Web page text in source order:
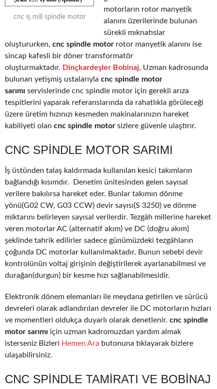
cnc iş mili spindle motor
motorların rotor manyetik
alanını üzerilerinde bulunan
sürekli mıknatıslar
oluştururken, cnc spindle motor rotor manyetik alanını ise
sincap kafesli bir döner transformatör
oluşturmaktadır. Dinçkardeşler Bobinaj, Uzman kadrosunda
bulunan yetişmiş ustalarıyla cnc spindle motor
sarımı servislerinde cnc spindle motor için gerekli arıza
tespitlerini yaparak referanslarında da rahatlıkla görüleceği
üzere üretim hızınızı kesmeden makinalarınızın hareket
kabiliyeti olan cnc spindle motor sizlere güvenle ulaştırır.
CNC SPINDLE MOTOR SARIMI
İş üstünden talaş kaldırmada kullanılan kesici takımların
bağlandığı kısımdır. Denetim ünitesinden gelen sayısal
verilere bakılırsa hareket eder. Bunlar takımın dönme
yönü(G02 CW, G03 CCW) devir sayısı(S 3250) ve dönme
miktarını belirleyen sayısal verilerdir. Tezgâh millerine hareket
veren motorlar AC (alternatif akım) ve DC (doğru akım)
şeklinde tahrik edilirler sadece günümüzdeki tezgâhların
çoğunda DC motorlar kullanılmaktadır. Bunun sebebi devir
kontrolünün voltaj girişinin değiştirilerek ayarlanabilmesi ve
durağan(durgun) bir kesme hızı sağlanabilmesidir.
Elektronik dönem elemanları ile meydana getirilen ve sürücü
devreleri olarak adlandırılan devreler ile DC motorların hızları
ve momentleri oldukça duyarlı olarak denetlenir. cnc spindle
motor sarımı için uzman kadromuzdan yardım almak
isterseniz Bizleri Hemen Ara butonuna tıklayarak bizlere
ulaşabilirsiniz.
CNC SPINDLE TAMIRATI VE BOBINAJ